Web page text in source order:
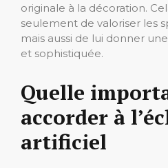
originale à la décoration.
seulement de valoriser les
mais aussi de lui donner
et sophistiquée.
Quelle
accorder à
artificiel